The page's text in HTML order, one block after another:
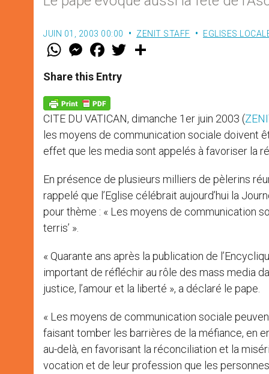
JUIN 01, 2003 00:00 ZENIT STAFF EGLISES
W
t
s
p
p
M
e
s
e
g
e
r
F
a
e
b
k
w
Share this Entry
CITE DU VATICAN, dimanche 1er juin 2003 (
les moyens de communication sociale doivent
effet que les media sont appelés à favoriser la
En présence de plusieurs milliers de pèlerins
rappelé que l’Eglise célébrait aujourd’hui la
pour thème : « Les moyens de communication
terris’ ».
« Quarante ans après la publication de
important de réfléchir au rôle des mass media
justice, l’amour et la liberté », a déclaré le pape.
« Les moyens de communication sociale
faisant tomber les barrières de la méfiance, en
au-delà, en favorisant la réconciliation et la
vocation et de leur profession que les